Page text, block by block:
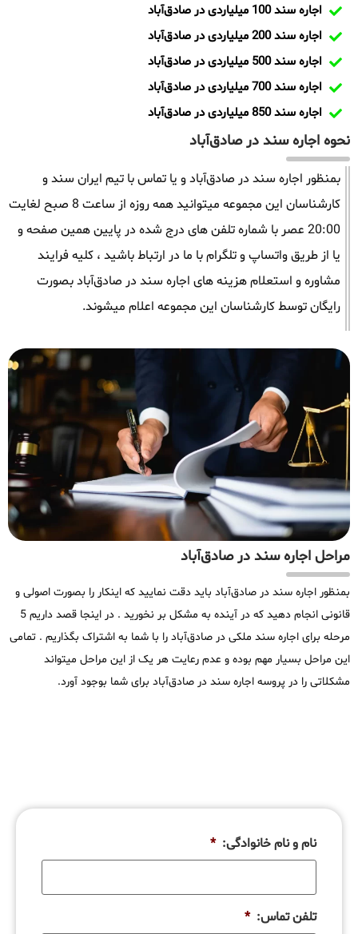
اجاره سند 100 میلیاردی در صادق‌آباد
اجاره سند 200 میلیاردی در صادق‌آباد
اجاره سند 500 میلیاردی در صادق‌آباد
اجاره سند 700 میلیاردی در صادق‌آباد
اجاره سند 850 میلیاردی در صادق‌آباد
نحوه اجاره سند در صادق‌آباد
بمنظور اجاره سند در صادق‌آباد و یا تماس با تیم ایران سند و
کارشناسان این مجموعه میتوانید همه روزه از ساعت 8 صبح لغایت
20:00 عصر با شماره تلفن های درج شده در پایین همین صفحه و
یا از طریق واتساپ و تلگرام با ما در ارتباط باشید ، کلیه فرایند
مشاوره و استعلام هزینه های اجاره سند در صادق‌آباد بصورت
رایگان توسط کارشناسان این مجموعه اعلام میشوند.
مراحل اجاره سند در صادق‌آباد
بمنظور اجاره سند در صادق‌آباد باید دقت نمایید که اینکار را بصورت اصولی و
قانونی انجام دهید که در آینده به مشکل بر نخورید . در اینجا قصد داریم 5
مرحله برای اجاره سند ملکی در صادق‌آباد را با شما به اشتراک بگذاریم . تمامی
این مراحل بسیار مهم بوده و عدم رعایت هر یک از این مراحل میتواند
مشکلاتی را در پروسه اجاره سند در صادق‌آباد برای شما بوجود آورد.
نام و نام خانوادگی: *
تلفن تماس: *